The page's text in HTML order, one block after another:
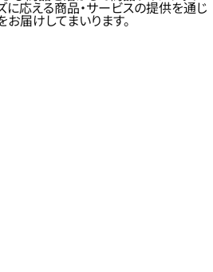
に応える商品・サービスの提供を通じ
届けしてまいります。